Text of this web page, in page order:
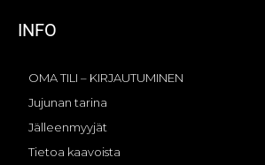
INFO
OMA TILI – KIRJAUTUMINEN
Jujunan tarina
Jälleenmyyjät
Tietoa kaavoista